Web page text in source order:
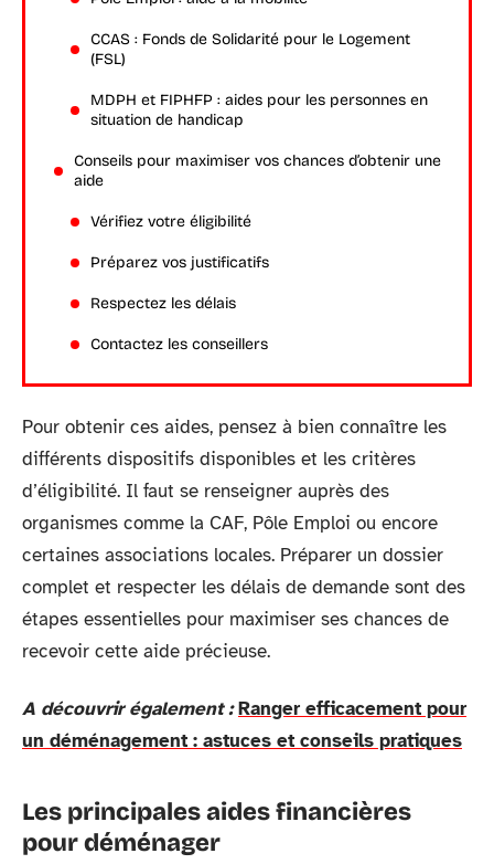
CCAS : Fonds de Solidarité pour le Logement
(FSL)
MDPH et FIPHFP : aides pour les personnes en
situation de handicap
Conseils pour maximiser vos chances d’obtenir une
aide
Vérifiez votre éligibilité
Préparez vos justificatifs
Respectez les délais
Contactez les conseillers
Pour obtenir ces aides, pensez à bien connaître les
différents dispositifs disponibles et les critères
d’éligibilité. Il faut se renseigner auprès des
organismes comme la CAF, Pôle Emploi ou encore
certaines associations locales. Préparer un dossier
complet et respecter les délais de demande sont des
étapes essentielles pour maximiser ses chances de
recevoir cette aide précieuse.
A découvrir également : Ranger efficacement pour
un déménagement : astuces et conseils pratiques
Les principales aides financières
pour déménager